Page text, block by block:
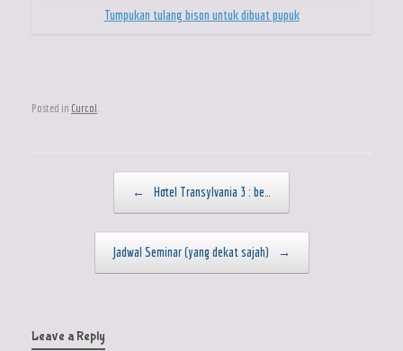
Tumpukan tulang bison untuk dibuat pupuk
Posted in Curcol.
← Hotel Transylvania 3 : be…
Jadwal Seminar (yang dekat sajah) →
Leave a Reply